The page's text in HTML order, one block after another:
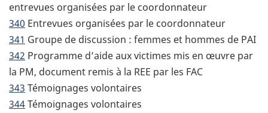
entrevues organisées par le coordonnateur
340 Entrevues organisées par le coordonnateur
341 Groupe de discussion : femmes et hommes de PAI
342 Programme d’aide aux victimes mis en œuvre par
la PM, document remis à la REE par les FAC
343 Témoignages volontaires
344Témoignages volontaires